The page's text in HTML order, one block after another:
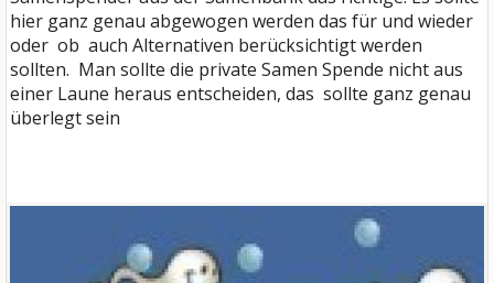
hier ganz genau abgewogen werden das für und wieder
oder ob auch Alternativen berücksichtigt werden
sollten. Man sollte die private Samen Spende nicht aus
einer Laune heraus entscheiden, das sollte ganz genau
überlegt sein